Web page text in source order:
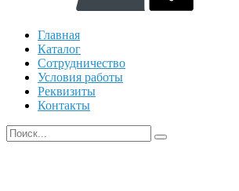
Главная
Каталог
Сотрудничество
Условия работы
Реквизиты
Контакты